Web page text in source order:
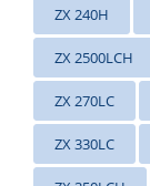
ZX 240H
ZX 2500LCH
ZX 270LC
ZX 330LC